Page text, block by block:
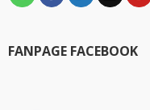
FANPAGE FACEBOOK